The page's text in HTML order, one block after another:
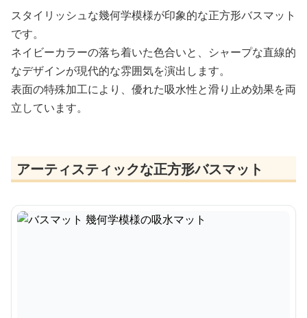
スタイリッシュな幾何学模様が印象的な正方形バスマット
です。
ネイビーカラーの落ち着いた色合いと、シャープな直線的
なデザインが現代的な雰囲気を演出します。
表面の特殊加工により、優れた吸水性と滑り止め効果を両
立しています。
アーティスティックな正方形バスマット